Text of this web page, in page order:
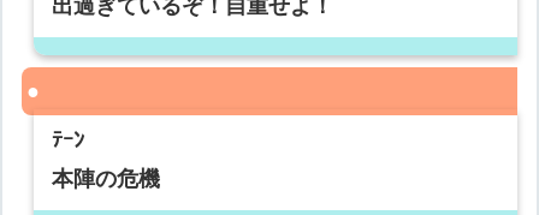
出過ぎているぞ！自重せよ！
ﾃｰﾝ
本陣の危機